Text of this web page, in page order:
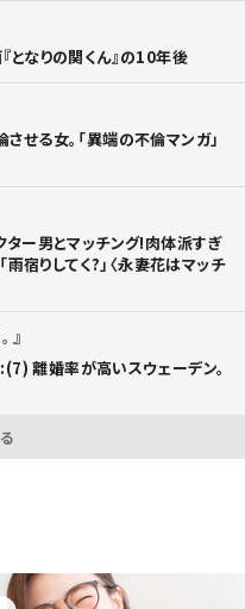
となりの関くん』の10年後
せる女。「異端の不倫マンガ」
ター男とマッチング!肉体派すぎ
宿りしてく?」〈永妻花はマッチ
離婚率が高いスウェーデン。